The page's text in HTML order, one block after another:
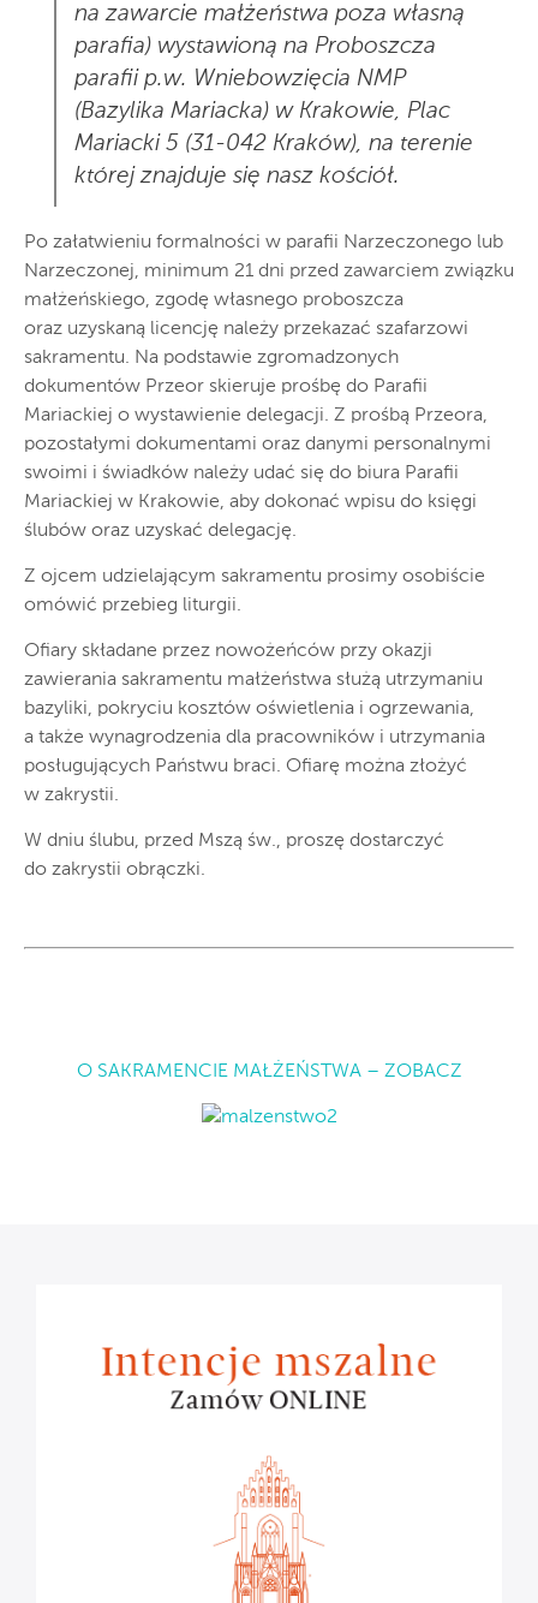
na zawarcie małżeństwa poza własną
parafia) wystawioną na Proboszcza
parafii p.w. Wniebowzięcia NMP
(Bazylika Mariacka) w Krakowie, Plac
Mariacki 5 (31-042 Kraków), na terenie
której znajduje się nasz kościół.
Po załatwieniu formalności w parafii Narzeczonego lub
Narzeczonej, minimum 21 dni przed zawarciem związku
małżeńskiego, zgodę własnego proboszcza
oraz uzyskaną licencję należy przekazać szafarzowi
sakramentu. Na podstawie zgromadzonych
dokumentów Przeor skieruje prośbę do Parafii
Mariackiej o wystawienie delegacji. Z prośbą Przeora,
pozostałymi dokumentami oraz danymi personalnymi
swoimi i świadków należy udać się do biura Parafii
Mariackiej w Krakowie, aby dokonać wpisu do księgi
ślubów oraz uzyskać delegację.
Z ojcem udzielającym sakramentu prosimy osobiście
omówić przebieg liturgii.
Ofiary składane przez nowożeńców przy okazji
zawierania sakramentu małżeństwa służą utrzymaniu
bazyliki, pokryciu kosztów oświetlenia i ogrzewania,
a także wynagrodzenia dla pracowników i utrzymania
posługujących Państwu braci. Ofiarę można złożyć
w zakrystii.
W dniu ślubu, przed Mszą św., proszę dostarczyć
do zakrystii obrączki.
O SAKRAMENCIE MAŁŻEŃSTWA – ZOBACZ